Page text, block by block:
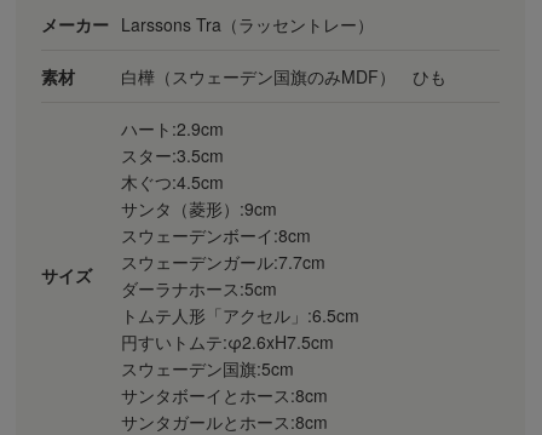
メーカー Larssons Tra（ラッセントレー）
素材 白樺（スウェーデン国旗のみMDF） ひも
サイズ
ハート:2.9cm
スター:3.5cm
木ぐつ:4.5cm
サンタ（菱形）:9cm
スウェーデンボーイ:8cm
スウェーデンガール:7.7cm
ダーラナホース:5cm
トムテ人形「アクセル」:6.5cm
円すいトムテ:φ2.6xH7.5cm
スウェーデン国旗:5cm
サンタボーイとホース:8cm
サンタガールとホース:8cm